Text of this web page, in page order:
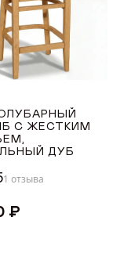
Pinterest
С ЖЕСТКИМ
ДУБ
1 отзыва
₽